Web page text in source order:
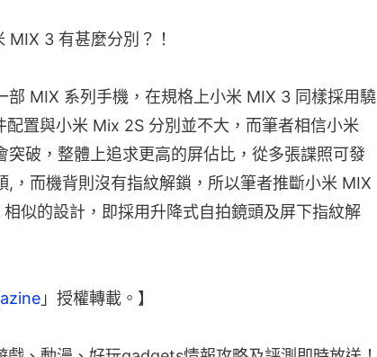
3 有甚麼分別？！
部 MIX 系列手機，在規格上小米 MIX 3 同樣採用驍
置與小米 Mix 2S 分別並不大，而筆者相信小米
突破，整體上追求更高的屏佔比，從多張諜照可發
,，而機背則沒有指紋解鎖，所以筆者推斷小米 MIX
似的設計，即採用升降式自拍鏡頭及屏下指紋解
」授權轉載。】